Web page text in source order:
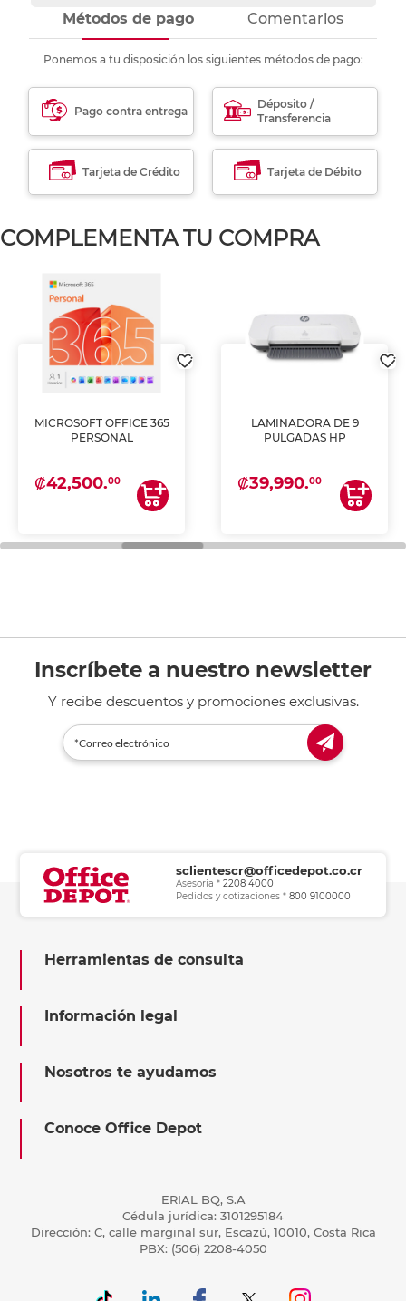
Métodos de pago Comentarios
Ponemos a tu disposición los siguientes métodos de pago:
Pago contra entrega
Déposito /
Transferencia
Tarjeta de Crédito Tarjeta de Débito
COMPLEMENTA TU COMPRA
MICROSOFT OFFICE 365
PERSONAL
₡42,500.00
LAMINADORA DE 9
PULGADAS HP
₡39,990.00
Inscríbete a nuestro newsletter
Y recibe descuentos y promociones exclusivas.
sclientescr@officedepot.co.cr
Asesoría *2208 4000
Pedidos y cotizaciones *800 9100000
Herramientas de consulta
Información legal
Nosotros te ayudamos
Conoce Office Depot
ERIAL BQ, S.A
Cédula jurídica: 3101295184
Dirección: C, calle marginal sur, Escazú, 10010, Costa Rica
PBX: (506) 2208-4050